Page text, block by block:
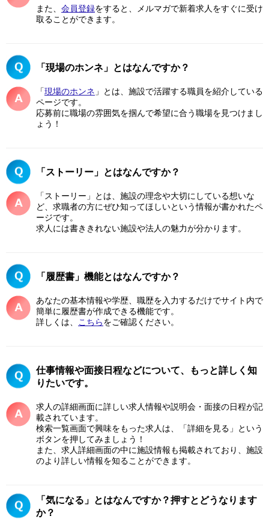
また、 会員登録をすると、メルマガで新着求人をすぐに受け
取ることができます。
「現場のホンネ」とはなんですか？
「現場のホンネ 」とは、施設で活躍する職員を紹介している
ページです。
応募前に職場の雰囲気を掴んで希望に合う職場を見つけまし
ょう！
「ストーリー」とはなんですか？
「ストーリー」とは、施設の理念や大切にしている想いな
ど、求職者の方にぜひ知ってほしいという情報が書かれたペ
ージです。
求人には書ききれない施設や法人の魅力が分かります。
「履歴書」機能とはなんですか？
あなたの基本情報や学歴、職歴を入力するだけでサイト内で
簡単に履歴書が作成できる機能です。
詳しくは、 こちらをご確認ください。
仕事情報や面接日程などについて、もっと詳しく知
りたいです。
求人の詳細画面に詳しい求人情報や説明会・面接の日程が記
載されています。
検索一覧画面で興味をもった求人は、「詳細を見る」という
ボタンを押してみましょう！
また、求人詳細画面の中に施設情報も掲載されており、施設
のより詳しい情報を知ることができます。
「気になる」とはなんですか？押すとどうなります
か？